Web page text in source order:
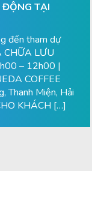
ĐỘNG TẠI
đến tham dự
CHỮA LƯU
– 12h00 |
COFFEE
Thanh Miện, Hải
KHÁCH […]